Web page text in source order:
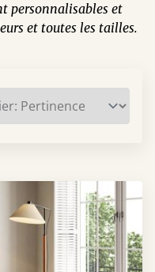
personnalisables et
et toutes les tailles.